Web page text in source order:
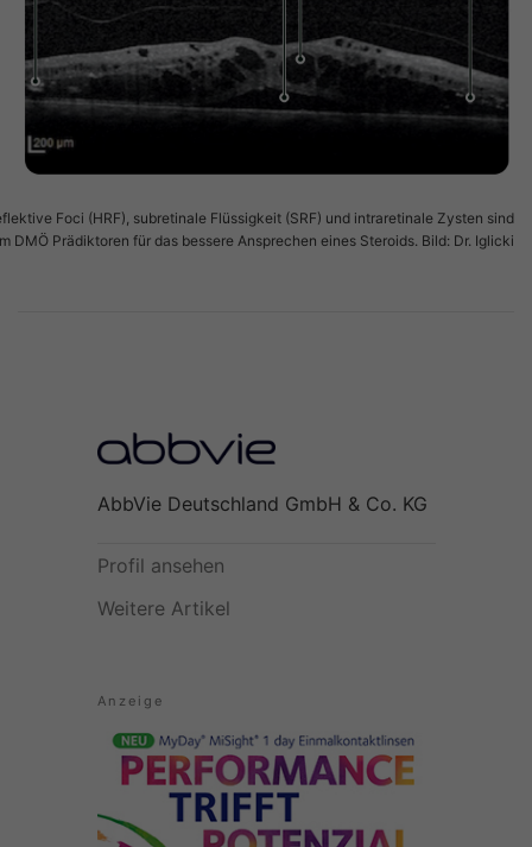
Foci (HRF), subretinale Flüssigkeit (SRF) und intraretinale Zysten sind
DMÖ Prädiktoren für das bessere Ansprechen eines Steroids. Bild: Dr. Iglicki
AbbVie Deutschland GmbH & Co. KG
Profil ansehen
Weitere Artikel